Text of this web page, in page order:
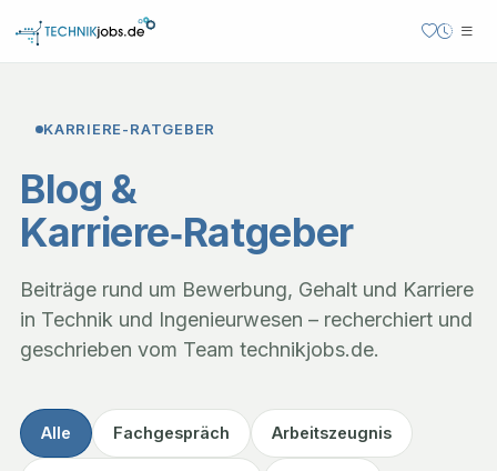
KARRIERE-RATGEBER
Blog &
Karriere‑Ratgeber
Beiträge rund um Bewerbung, Gehalt und Karriere
in Technik und Ingenieurwesen – recherchiert und
geschrieben vom Team technikjobs.de.
Alle Fachgespräch Arbeitszeugnis